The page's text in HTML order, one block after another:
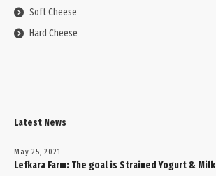
Soft Cheese
Hard Cheese
Latest News
May 25, 2021
Lefkara Farm: The goal is Strained Yogurt & Milk